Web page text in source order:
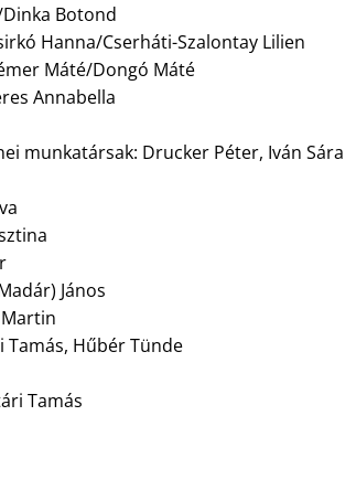
Botond
Hanna/Cserháti-Szalontay Lilien
Máté/Dongó Máté
Annabella
munkatársak: Drucker Péter, Iván Sára
János
Tamás, Hűbér Tünde
Tamás